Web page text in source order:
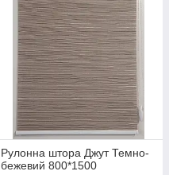
Рулонна штора Джут Темно-
бежевий 800*1500